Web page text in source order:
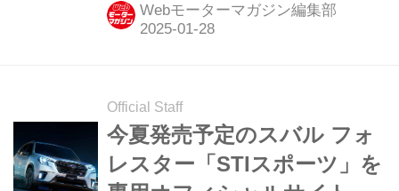
ズ」はどのように進化してきたのか。
をベースとした「Sシリーズ」を中心
に振り返ってみよう。第6回は2017年
に発表された「S208」を紹介する。
Webモーターマガジン編集部
Official Staff
今夏発売予定のスバル フォ
レスター「STIスポーツ」を